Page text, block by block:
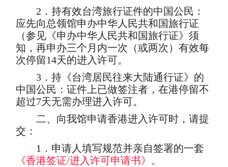
2．持有效台湾旅行证件的中国公民：
应先向总领馆申办中华人民共和国旅行证
（参见《申办中华人民共和国旅行证》须
知，再申办三个月内一次（或两次）有效每
次停留14天的进入许可。
3．持《台湾居民往来大陆通行证》的
中国公民：证件上已做签注者，在港停留不
超过7天无需办理进入许可。
二、向我馆申请香港进入许可时，请提
交：
1．申请人填写规范并亲自签署的一套
《香港签证/进入许可申请书》。